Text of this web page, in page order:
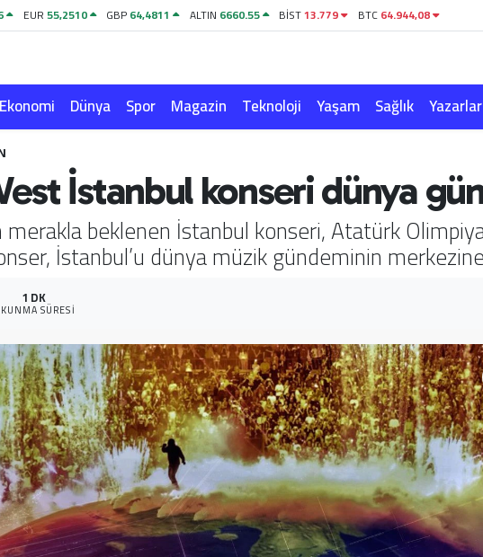
EUR55,2510 GBP64,4811 ALTIN 6660.55 BİST13.779 BTC64.944,08
Ekonomi Dünya Spor Magazin Teknoloji Yaşam Sağlık Yazarlar
İstanbul konseri dünya
merakla beklenen İstanbul konseri, Atatürk
İstanbul’u dünya müzik gündeminin merkezine
1 DK
SÜRESI